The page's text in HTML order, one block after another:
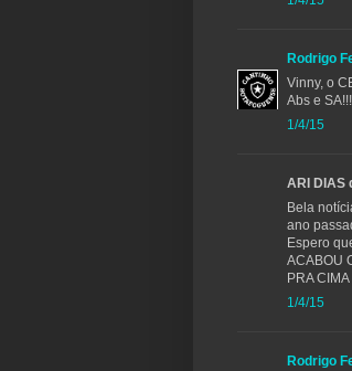
Rodrigo
Vinny, o
Abs e SA!!!
1/4/15
ARI DIAS
Bela
ano
Espero
ACABOU
PRA
1/4/15
Rodrigo